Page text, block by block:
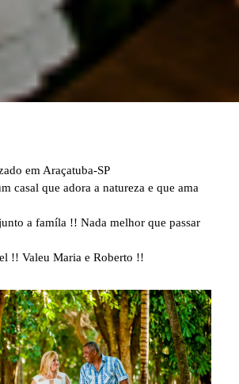
em Araçatuba-SP
casal que adora a natureza e que ama
a famíla !! Nada melhor que passar
!! Valeu Maria e Roberto !!